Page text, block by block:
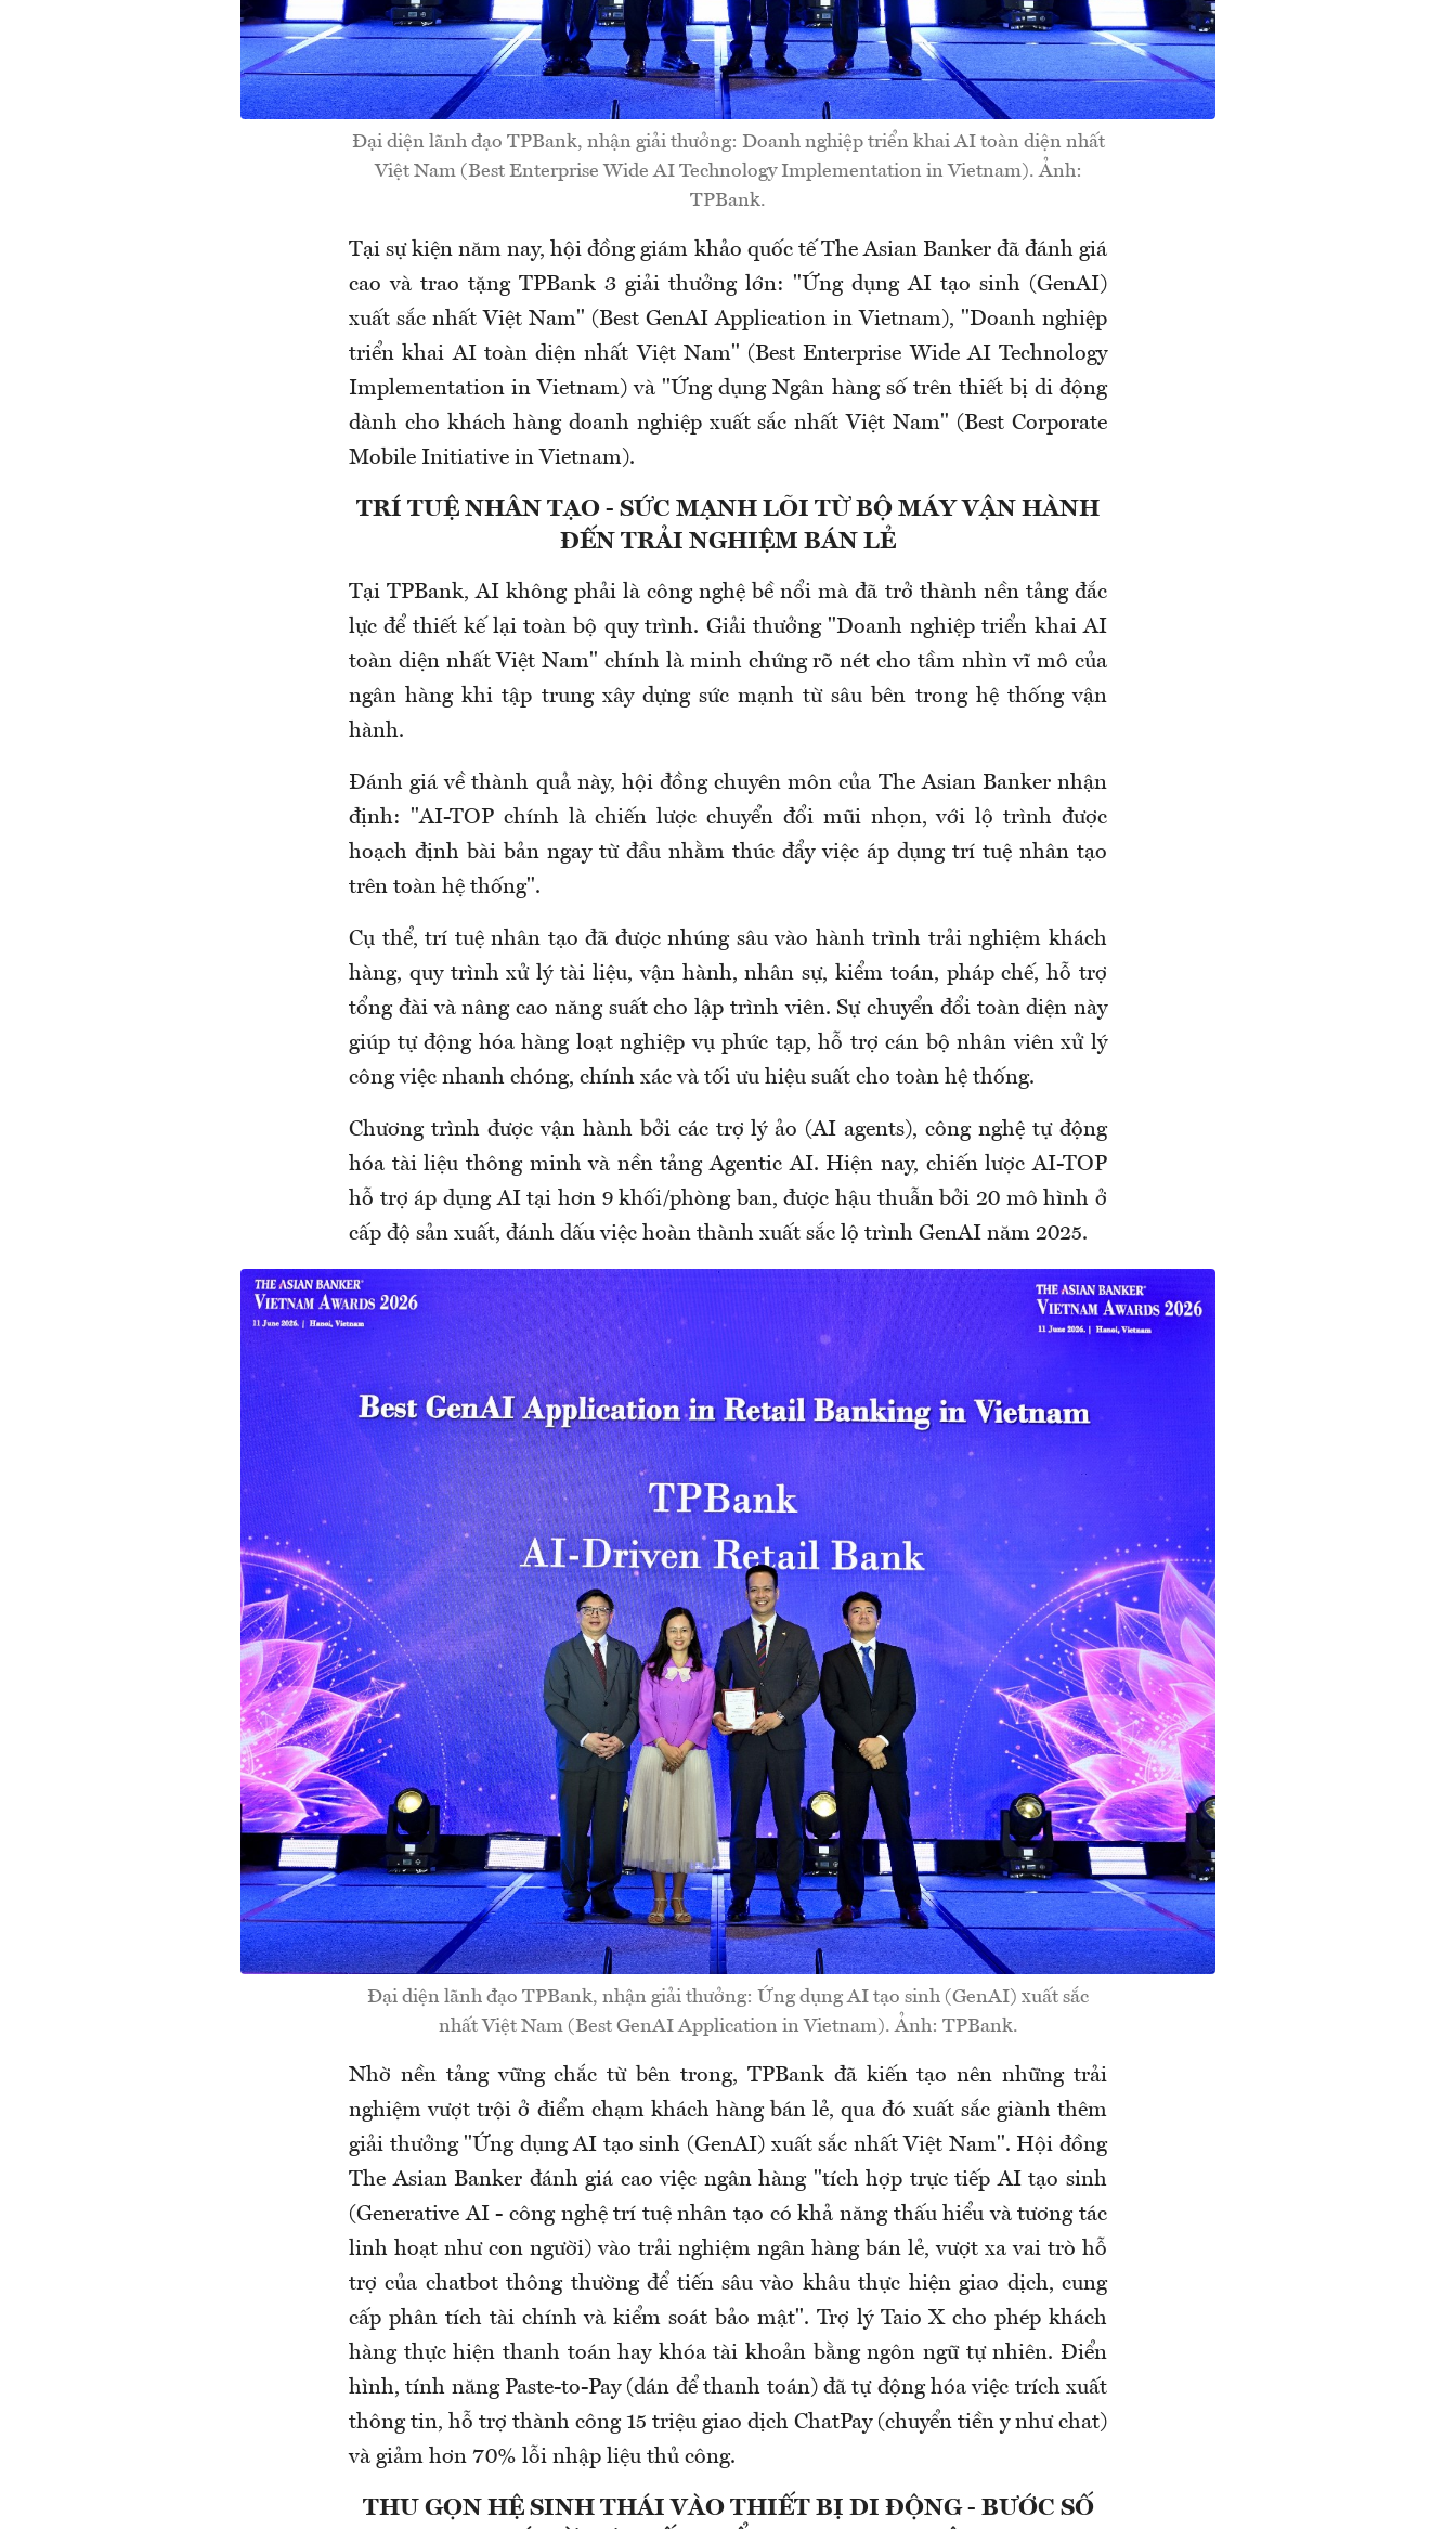
Đại diện lãnh đạo TPBank, nhận giải thưởng: Doanh nghiệp triển khai AI toàn diện nhất
Việt Nam (Best Enterprise Wide AI Technology Implementation in Vietnam). Ảnh:
TPBank.
Tại sự kiện năm nay, hội đồng giám khảo quốc tế The Asian Banker đã đánh giá
cao và trao tặng TPBank 3 giải thưởng lớn: "Ứng dụng AI tạo sinh (GenAI)
xuất sắc nhất Việt Nam" (Best GenAI Application in Vietnam), "Doanh nghiệp
triển khai AI toàn diện nhất Việt Nam" (Best Enterprise Wide AI Technology
Implementation in Vietnam) và "Ứng dụng Ngân hàng số trên thiết bị di động
dành cho khách hàng doanh nghiệp xuất sắc nhất Việt Nam" (Best Corporate
Mobile Initiative in Vietnam).
TRÍ TUỆ NHÂN TẠO - SỨC MẠNH LÕI TỪ BỘ MÁY VẬN HÀNH
ĐẾN TRẢI NGHIỆM BÁN LẺ
Tại TPBank, AI không phải là công nghệ bề nổi mà đã trở thành nền tảng đắc
lực để thiết kế lại toàn bộ quy trình. Giải thưởng "Doanh nghiệp triển khai AI
toàn diện nhất Việt Nam" chính là minh chứng rõ nét cho tầm nhìn vĩ mô của
ngân hàng khi tập trung xây dựng sức mạnh từ sâu bên trong hệ thống vận
hành.
Đánh giá về thành quả này, hội đồng chuyên môn của The Asian Banker nhận
định: "AI-TOP chính là chiến lược chuyển đổi mũi nhọn, với lộ trình được
hoạch định bài bản ngay từ đầu nhằm thúc đẩy việc áp dụng trí tuệ nhân tạo
trên toàn hệ thống".
Cụ thể, trí tuệ nhân tạo đã được nhúng sâu vào hành trình trải nghiệm khách
hàng, quy trình xử lý tài liệu, vận hành, nhân sự, kiểm toán, pháp chế, hỗ trợ
tổng đài và nâng cao năng suất cho lập trình viên. Sự chuyển đổi toàn diện này
giúp tự động hóa hàng loạt nghiệp vụ phức tạp, hỗ trợ cán bộ nhân viên xử lý
công việc nhanh chóng, chính xác và tối ưu hiệu suất cho toàn hệ thống.
Chương trình được vận hành bởi các trợ lý ảo (AI agents), công nghệ tự động
hóa tài liệu thông minh và nền tảng Agentic AI. Hiện nay, chiến lược AI-TOP
hỗ trợ áp dụng AI tại hơn 9 khối/phòng ban, được hậu thuẫn bởi 20 mô hình ở
cấp độ sản xuất, đánh dấu việc hoàn thành xuất sắc lộ trình GenAI năm 2025.
Đại diện lãnh đạo TPBank, nhận giải thưởng: Ứng dụng AI tạo sinh (GenAI) xuất sắc
nhất Việt Nam (Best GenAI Application in Vietnam). Ảnh: TPBank.
Nhờ nền tảng vững chắc từ bên trong, TPBank đã kiến tạo nên những trải
nghiệm vượt trội ở điểm chạm khách hàng bán lẻ, qua đó xuất sắc giành thêm
giải thưởng "Ứng dụng AI tạo sinh (GenAI) xuất sắc nhất Việt Nam". Hội đồng
The Asian Banker đánh giá cao việc ngân hàng "tích hợp trực tiếp AI tạo sinh
(Generative AI - công nghệ trí tuệ nhân tạo có khả năng thấu hiểu và tương tác
linh hoạt như con người) vào trải nghiệm ngân hàng bán lẻ, vượt xa vai trò hỗ
trợ của chatbot thông thường để tiến sâu vào khâu thực hiện giao dịch, cung
cấp phân tích tài chính và kiểm soát bảo mật". Trợ lý Taio X cho phép khách
hàng thực hiện thanh toán hay khóa tài khoản bằng ngôn ngữ tự nhiên. Điển
hình, tính năng Paste-to-Pay (dán để thanh toán) đã tự động hóa việc trích xuất
thông tin, hỗ trợ thành công 15 triệu giao dịch ChatPay (chuyển tiền y như chat)
và giảm hơn 70% lỗi nhập liệu thủ công.
THU GỌN HỆ SINH THÁI VÀO THIẾT BỊ DI ĐỘNG - BƯỚC SỐ